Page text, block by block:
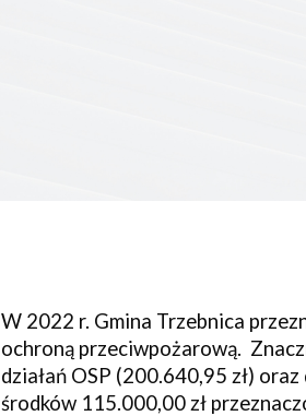
W 2022 r. Gmina Trzebnica
ochroną przeciwpożarową.
działań OSP (200.640,95 zł)
środków 115.000,00 zł